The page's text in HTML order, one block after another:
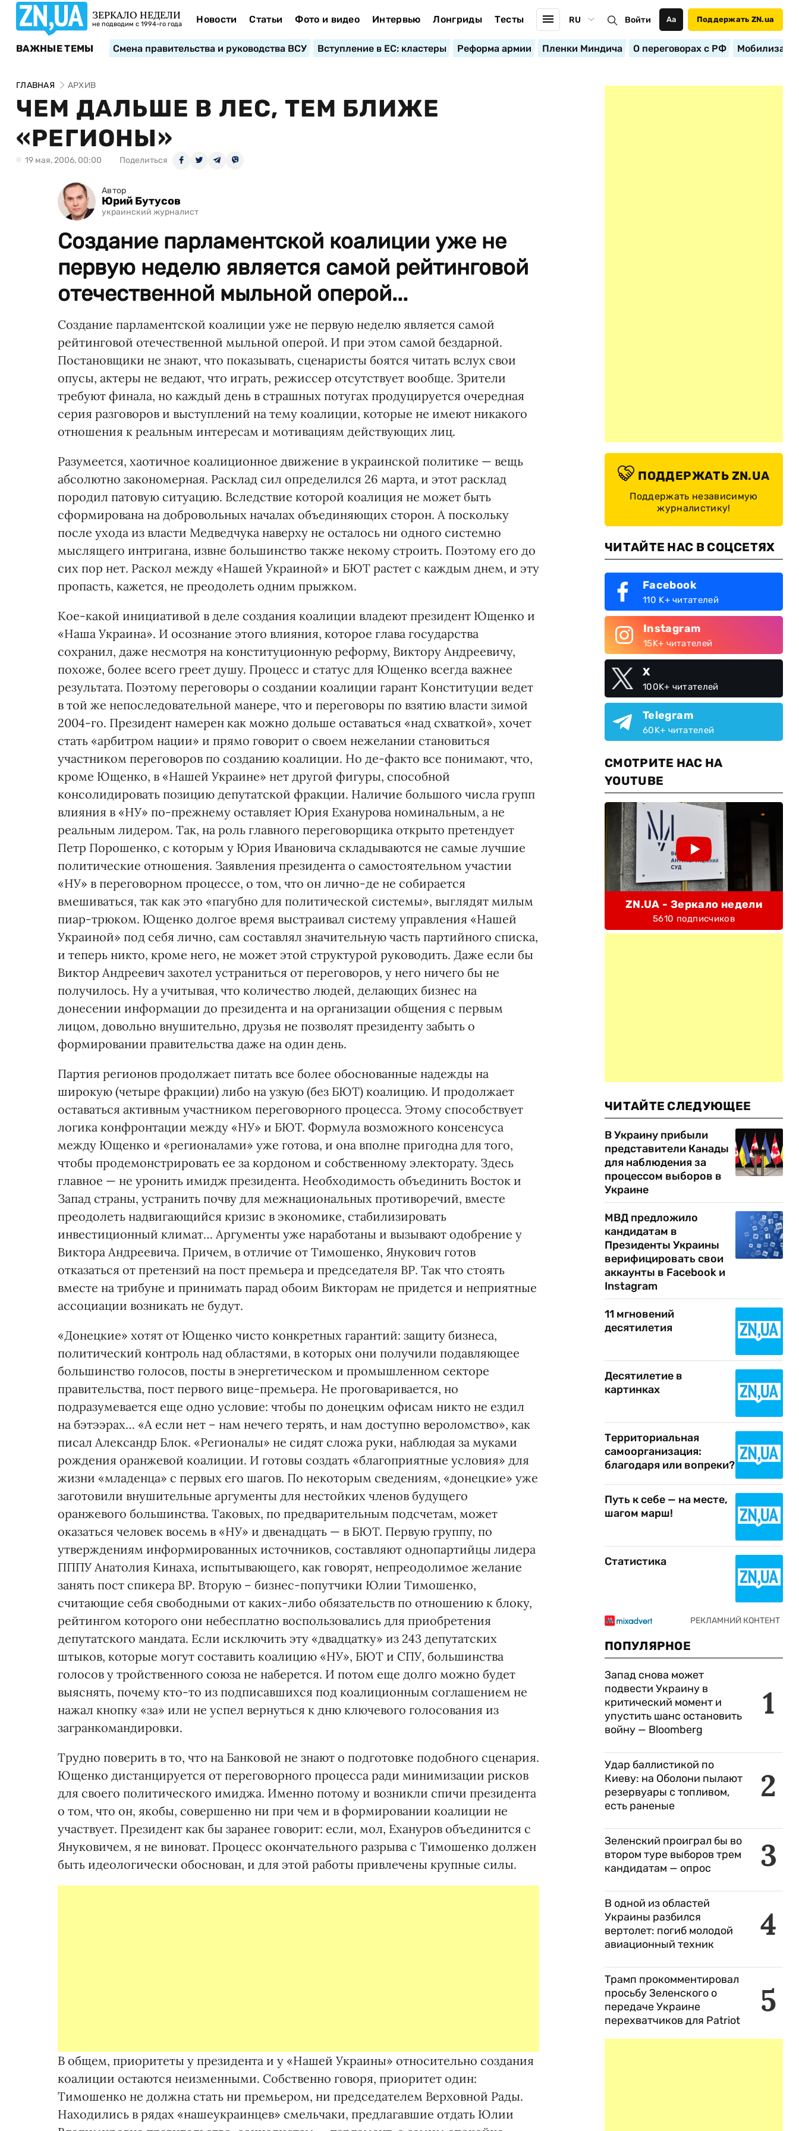
ЗЕРКАЛО НЕДЕЛИ
не подводим с 1994-го года Новости Статьи Фото и видео Интервью Лонгриды Тесты RU Войти Аа Поддержать ZN.ua
ВАЖНЫЕ ТЕМЫ Смена правительства и руководства ВСУ Вступление в ЕС: кластеры Реформа армии Пленки Миндича О переговорах с РФ
ГЛАВНАЯ АРХИВ
ЧЕМ ДАЛЬШЕ В ЛЕС, ТЕМ БЛИЖЕ
«РЕГИОНЫ»
19 мая, 2006, 00:00 Поделиться
Автор
Юрий Бутусов
украинский журналист
Создание парламентской коалиции уже не
первую неделю является самой рейтинговой
отечественной мыльной оперой...
Создание парламентской коалиции уже не первую неделю является самой
рейтинговой отечественной мыльной оперой. И при этом самой бездарной.
Постановщики не знают, что показывать, сценаристы боятся читать вслух свои
опусы, актеры не ведают, что играть, режиссер отсутствует вообще. Зрители
требуют финала, но каждый день в страшных потугах продуцируется очередная
серия разговоров и выступлений на тему коалиции, которые не имеют никакого
отношения к реальным интересам и мотивациям действующих лиц.
Разумеется, хаотичное коалиционное движение в украинской политике — вещь
абсолютно закономерная. Расклад сил определился 26 марта, и этот расклад
породил патовую ситуацию. Вследствие которой коалиция не может быть
сформирована на добровольных началах объединяющих сторон. А поскольку
после ухода из власти Медведчука наверху не осталось ни одного системно
мыслящего интригана, извне большинство также некому строить. Поэтому его до
сих пор нет. Раскол между «Нашей Украиной» и БЮТ растет с каждым днем, и эту
пропасть, кажется, не преодолеть одним прыжком.
Кое-какой инициативой в деле создания коалиции владеют президент Ющенко и
«Наша Украина». И осознание этого влияния, которое глава государства
сохранил, даже несмотря на конституционную реформу, Виктору Андреевичу,
похоже, более всего греет душу. Процесс и статус для Ющенко всегда важнее
результата. Поэтому переговоры о создании коалиции гарант Конституции ведет
в той же непоследовательной манере, что и переговоры по взятию власти зимой
2004-го. Президент намерен как можно дольше оставаться «над схваткой», хочет
стать «арбитром нации» и прямо говорит о своем нежелании становиться
участником переговоров по созданию коалиции. Но де-факто все понимают, что,
кроме Ющенко, в «Нашей Украине» нет другой фигуры, способной
консолидировать позицию депутатской фракции. Наличие большого числа групп
влияния в «НУ» по-прежнему оставляет Юрия Еханурова номинальным, а не
реальным лидером. Так, на роль главного переговорщика открыто претендует
Петр Порошенко, с которым у Юрия Ивановича складываются не самые лучшие
политические отношения. Заявления президента о самостоятельном участии
«НУ» в переговорном процессе, о том, что он лично-де не собирается
вмешиваться, так как это «пагубно для политической системы», выглядят милым
пиар-трюком. Ющенко долгое время выстраивал систему управления «Нашей
Украиной» под себя лично, сам составлял значительную часть партийного списка,
и теперь никто, кроме него, не может этой структурой руководить. Даже если бы
Виктор Андреевич захотел устраниться от переговоров, у него ничего бы не
получилось. Ну а учитывая, что количество людей, делающих бизнес на
донесении информации до президента и на организации общения с первым
лицом, довольно внушительно, друзья не позволят президенту забыть о
формировании правительства даже на один день.
Партия регионов продолжает питать все более обоснованные надежды на
широкую (четыре фракции) либо на узкую (без БЮТ) коалицию. И продолжает
оставаться активным участником переговорного процесса. Этому способствует
логика конфронтации между «НУ» и БЮТ. Формула возможного консенсуса
между Ющенко и «регионалами» уже готова, и она вполне пригодна для того,
чтобы продемонстрировать ее за кордоном и собственному электорату. Здесь
главное — не уронить имидж президента. Необходимость объединить Восток и
Запад страны, устранить почву для межнациональных противоречий, вместе
преодолеть надвигающийся кризис в экономике, стабилизировать
инвестиционный климат… Аргументы уже наработаны и вызывают одобрение у
Виктора Андреевича. Причем, в отличие от Тимошенко, Янукович готов
отказаться от претензий на пост премьера и председателя ВР. Так что стоять
вместе на трибуне и принимать парад обоим Викторам не придется и неприятные
ассоциации возникать не будут.
«Донецкие» хотят от Ющенко чисто конкретных гарантий: защиту бизнеса,
политический контроль над областями, в которых они получили подавляющее
большинство голосов, посты в энергетическом и промышленном секторе
правительства, пост первого вице-премьера. Не проговаривается, но
подразумевается еще одно условие: чтобы по донецким офисам никто не ездил
на бэтээрах… «А если нет – нам нечего терять, и нам доступно вероломство», как
писал Александр Блок. «Регионалы» не сидят сложа руки, наблюдая за муками
рождения оранжевой коалиции. И готовы создать «благоприятные условия» для
жизни «младенца» с первых его шагов. По некоторым сведениям, «донецкие» уже
заготовили внушительные аргументы для нестойких членов будущего
оранжевого большинства. Таковых, по предварительным подсчетам, может
оказаться человек восемь в «НУ» и двенадцать — в БЮТ. Первую группу, по
утверждениям информированных источников, составляют однопартийцы лидера
ПППУ Анатолия Кинаха, испытывающего, как говорят, непреодолимое желание
занять пост спикера ВР. Вторую – бизнес-попутчики Юлии Тимошенко,
считающие себя свободными от каких-либо обязательств по отношению к блоку,
рейтингом которого они небесплатно воспользовались для приобретения
депутатского мандата. Если исключить эту «двадцатку» из 243 депутатских
штыков, которые могут составить коалицию «НУ», БЮТ и СПУ, большинства
голосов у тройственного союза не наберется. И потом еще долго можно будет
выяснять, почему кто-то из подписавшихся под коалиционным соглашением не
нажал кнопку «за» или не успел вернуться к дню ключевого голосования из
загранкомандировки.
Трудно поверить в то, что на Банковой не знают о подготовке подобного сценария.
Ющенко дистанцируется от переговорного процесса ради минимизации рисков
для своего политического имиджа. Именно потому и возникли спичи президента
о том, что он, якобы, совершенно ни при чем и в формировании коалиции не
участвует. Президент как бы заранее говорит: если, мол, Ехануров объединится с
Януковичем, я не виноват. Процесс окончательного разрыва с Тимошенко должен
быть идеологически обоснован, и для этой работы привлечены крупные силы.
В общем, приоритеты у президента и у «Нашей Украины» относительно создания
коалиции остаются неизменными. Собственно говоря, приоритет один:
Тимошенко не должна стать ни премьером, ни председателем Верховной Рады.
Находились в рядах «нашеукраинцев» смельчаки, предлагавшие отдать Юлии
ПОДДЕРЖАТЬ ZN.UA
Поддержать независимую
журналистику!
ЧИТАЙТЕ НАС В СОЦСЕТЯХ
Facebook
110 K+ читателей
Instagram
15K+ читателей
X
100K+ читателей
Telegram
60K+ читателей
СМОТРИТЕ НАС НА
YOUTUBE
ZN.UA - Зеркало недели
5610 подписчиков
ЧИТАЙТЕ СЛЕДУЮЩЕЕ
В Украину прибыли
представители Канады
для наблюдения за
процессом выборов в
Украине
МВД предложило
кандидатам в
Президенты Украины
верифицировать свои
аккаунты в Facebook и
Instagram
11 мгновений
десятилетия
Десятилетие в
картинках
Территориальная
самоорганизация:
благодаря или вопреки?
Путь к себе — на месте,
шагом марш!
Статистика
ПОПУЛЯРНОЕ
1
Запад снова может
подвести Украину в
критический момент и
упустить шанс остановить
войну — Bloomberg
2
Удар баллистикой по
Киеву: на Оболони пылают
резервуары с топливом,
есть раненые
3
Зеленский проиграл бы во
втором туре выборов трем
кандидатам — опрос
4
В одной из областей
Украины разбился
вертолет: погиб молодой
авиационный техник
5
Трамп прокомментировал
просьбу Зеленского о
передаче Украине
перехватчиков для Patriot